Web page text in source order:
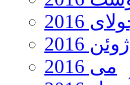
2016
ژوئن 2016
می 2016